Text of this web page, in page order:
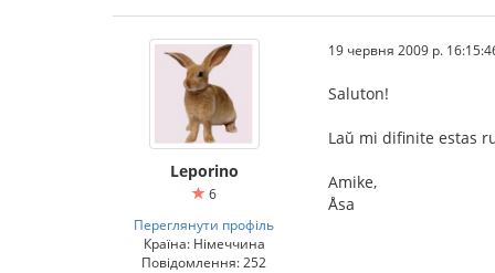
Leporino
6
Переглянути профіль
Країна: Німеччина
Повідомлення: 252
19 червня 2009 р.
Saluton!
Laŭ mi difinite estas
Amike,
Åsa